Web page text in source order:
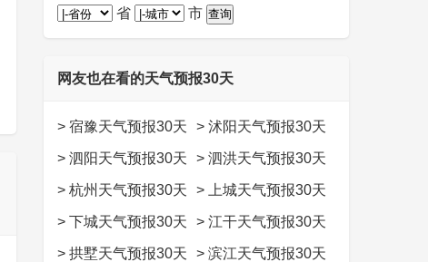
省 市
网友也在看的天气预报30天
> 宿豫天气预报30天 > 沭阳天气预报30天
> 泗阳天气预报30天 > 泗洪天气预报30天
> 杭州天气预报30天 > 上城天气预报30天
> 下城天气预报30天 > 江干天气预报30天
> 拱墅天气预报30天 > 滨江天气预报30天